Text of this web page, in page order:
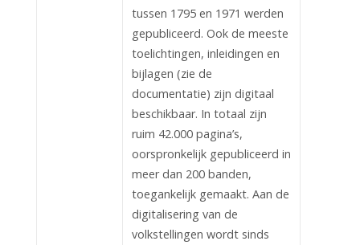
tussen 1795 en 1971 werden
gepubliceerd. Ook de meeste
toelichtingen, inleidingen en
bijlagen (zie de
documentatie) zijn digitaal
beschikbaar. In totaal zijn
ruim 42.000 pagina’s,
oorspronkelijk gepubliceerd in
meer dan 200 banden,
toegankelijk gemaakt. Aan de
digitalisering van de
volkstellingen wordt sinds